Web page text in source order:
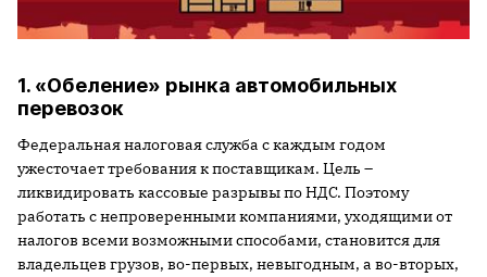
1. «Обеление» рынка автомобильных
перевозок
Федеральная налоговая служба с каждым годом
ужесточает требования к поставщикам. Цель –
ликвидировать кассовые разрывы по НДС. Поэтому
работать с непроверенными компаниями, уходящими от
налогов всеми возможными способами, становится для
владельцев грузов, во-первых, невыгодным, а во-вторых,